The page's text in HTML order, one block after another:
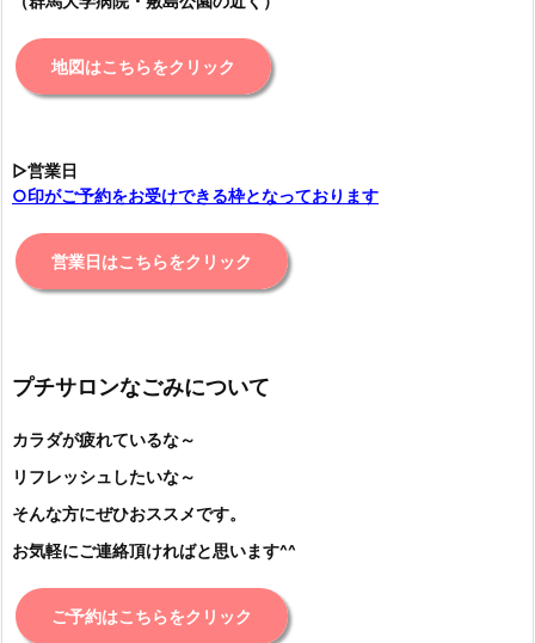
地図はこちらをクリック
▷営業日
○印がご予約をお受けできる枠となっております
営業日はこちらをクリック
プチサロンなごみについて
カラダが疲れているな～
リフレッシュしたいな～
そんな方にぜひおススメです。
お気軽にご連絡頂ければと思います^^
ご予約はこちらをクリック